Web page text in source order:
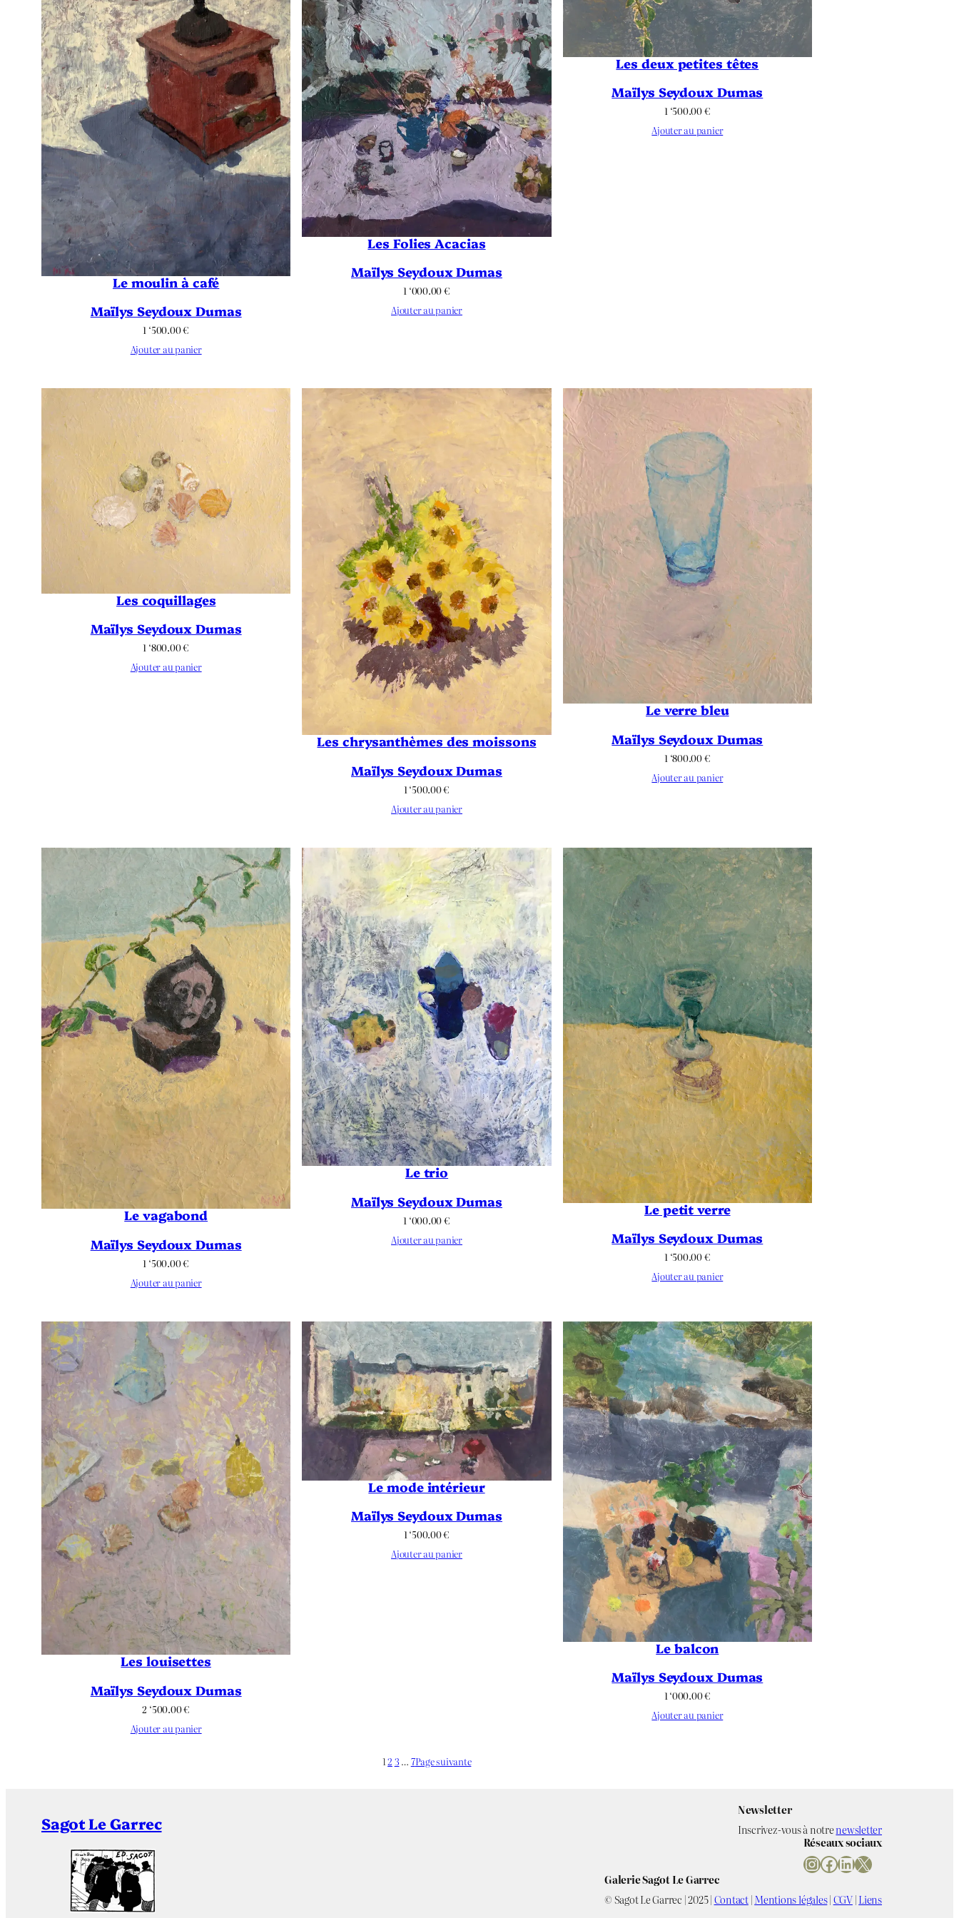
Le moulin à café
Maïlys Seydoux Dumas
1 ‘500.00€
Ajouter au panier
Les Folies Acacias
Maïlys Seydoux Dumas
1 ‘000.00€
Ajouter au panier
Les deux petites têtes
Maïlys Seydoux Dumas
1 ‘500.00€
Ajouter au panier
Les coquillages
Maïlys Seydoux Dumas
1 ‘800.00€
Ajouter au panier
Les chrysanthèmes des moissons
Maïlys Seydoux Dumas
1 ‘500.00€
Ajouter au panier
Le verre bleu
Maïlys Seydoux Dumas
1 ‘800.00€
Ajouter au panier
Le vagabond
Maïlys Seydoux Dumas
1 ‘500.00€
Ajouter au panier
Le trio
Maïlys Seydoux Dumas
1 ‘000.00€
Ajouter au panier
Le petit verre
Maïlys Seydoux Dumas
1 ‘500.00€
Ajouter au panier
Les louisettes
Maïlys Seydoux Dumas
2 ‘500.00€
Ajouter au panier
Le mode intérieur
Maïlys Seydoux Dumas
1 ‘500.00€
Ajouter au panier
Le balcon
Maïlys Seydoux Dumas
1 ‘000.00€
Ajouter au panier
12 3 … 7Page suivante
Sagot Le Garrec
Newsletter
Inscrivez-vous à notrenewsletter
Réseaux sociaux
InstagramFacebook LinkedIn X
Galerie Sagot Le Garrec
© Sagot Le Garrec | 2025 |Contact|Mentions légales|CGV|Liens